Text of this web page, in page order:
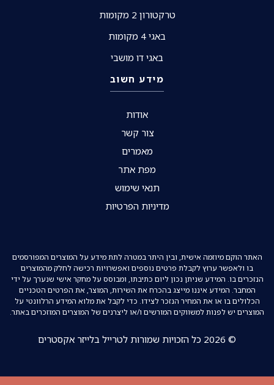
טרקטורון 2 מקומות
באגי 4 מקומות
באגי דו מושבי
מידע חשוב
אודות
צור קשר
מאמרים
מפת אתר
תנאי שימוש
מדיניות הפרטיות
האתר הוקם מיוזמה אישית, ובין היתר במטרה לתת מידע על המוצרים המפורסמים
בו ולאפשר ערוץ לקבלת פרטים נוספים ואפשרויות רכישה לחלק מהמוצרים
הנזכרים בו. המידע שניתן נכון ליום כתיבתו, ומבוסס על מחקר אישי שנערך על ידי
המחבר. המידע איננו מייצג בהכרח את השירות, המוצר, את הפרטים הטכניים
הכלולים בו או את המחיר הנזכר לצידו. כדי לקבל את מלוא המידע הרלוונטי על
המוצרים יש לפנות למשווקים המורשים ו/או ליצרנים של המוצרים המוזכרים באתר.
© 2026 כל הזכויות שמורות לטרייל בלייזר אקסטרים